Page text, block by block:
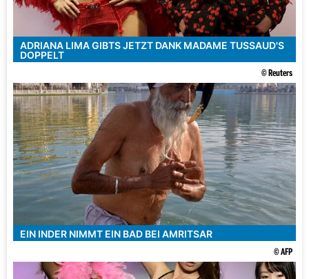
ADRIANA LIMA GIBTS JETZT DANK MADAME TUSSAUD'S
DOPPELT
© Reuters
EIN INDER NIMMT EIN BAD BEI AMRITSAR
© AFP